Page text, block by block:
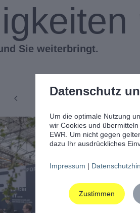
Datenschutz
Um die optimale Nutzung
wir Cookies und
EWR. Um nicht gegen
dazu Ihr ausdrückliches
Impressum |
Zustimmen
Sie weiterbringt.
… 5 6 7